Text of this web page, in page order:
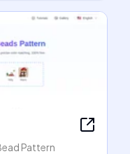
Pattern